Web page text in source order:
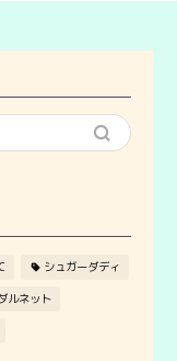
シュガーダディ
ルネット